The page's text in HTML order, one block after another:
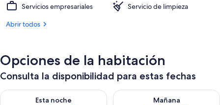
Servicios empresariales
Servicio de limpieza
Abrir todos
Opciones de la habitación
Consulta la disponibilidad para estas fechas
Esta noche
Consulta la disponibilidad para esta noche, ago 8 - ago 9
Mañana
Consulta la disponibilidad